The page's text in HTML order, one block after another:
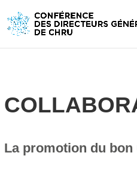
La promotion du